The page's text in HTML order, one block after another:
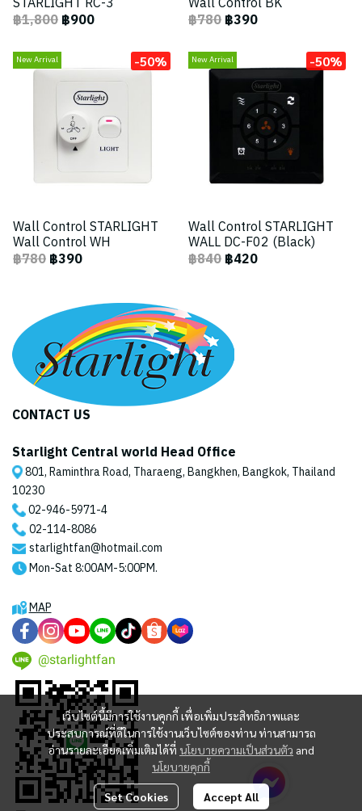
฿1,800฿900 ฿780฿390
New Arrival -50%
Wall Control STARLIGHT
Wall Control WH
฿780฿390
New Arrival -50%
Wall Control STARLIGHT
WALL DC-F02 (Black)
฿840฿420
เว็บไซต์นี้มีการใช้งานคุกกี้ เพื่อเพิ่มประสิทธิภาพและ
ประสบการณ์ที่ดีในการใช้งานเว็บไซต์ของท่าน ท่านสามารถ
อ่านรายละเอียดเพิ่มเติมได้ที่ นโยบายความเป็นส่วนตัว and
นโยบายคุกกี้
Set Cookies Accept All
CONTACT US
Starlight Central world Head Office
801, Raminthra Road, Tharaeng, Bangkhen, Bangkok, Thailand
10230
02-946-5971-4
02-114-8086
starlightfan@hotmail.com
Mon-Sat 8:00AM-5:00PM.
MAP
@starlightfan